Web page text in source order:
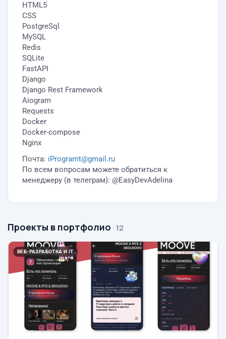
HTML5
CSS
PostgreSql
MySQL
Redis
SQLite
FastAPI
Django
Django Rest Framework
Aiogram
Requests
Docker
Docker-compose
Nginx
Почта: iProgramt@gmail.ru
По всем вопросам можете обратиться к
менеджеру (в телеграм): @EasyDevAdelina
Проекты в портфолио · 12
ВЕБ-РАЗРАБОТКА И IT